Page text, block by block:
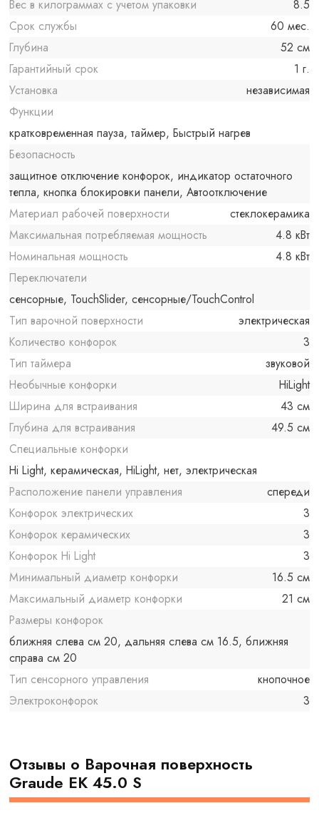
Вес в килограммах с учетом упаковки
8.5
Срок службы
60 мес.
Глубина
52 см
Гарантийный срок
1 г.
Установка
независимая
Функции
кратковременная пауза, таймер, Быстрый нагрев
Безопасность
защитное отключение конфорок, индикатор остаточного
тепла, кнопка блокировки панели, Автоотключение
Материал рабочей поверхности
стеклокерамика
Максимальная потребляемая мощность
4.8 кВт
Номинальная мощность
4.8 кВт
Переключатели
сенсорные, TouchSlider, сенсорные/TouchControl
Тип варочной поверхности
электрическая
Количество конфорок
3
Тип таймера
звуковой
Необычные конфорки
HiLight
Ширина для встраивания
43 см
Глубина для встраивания
49.5 см
Специальные конфорки
Hi Light, керамическая, HiLight, нет, электрическая
Расположение панели управления
спереди
Конфорок электрических
3
Конфорок керамических
3
Конфорок Hi Light
3
Минимальный диаметр конфорки
16.5 см
Максимальный диаметр конфорки
21 см
Размеры конфорок
ближняя слева см 20, дальняя слева см 16.5, ближняя
справа см 20
Тип сенсорного управления
кнопочное
Электроконфорок
3
Отзывы о Варочная поверхность
Graude EK 45.0 S